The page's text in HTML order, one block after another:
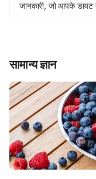
जानकारी, जो आपके डायट
सामान्य ज्ञान